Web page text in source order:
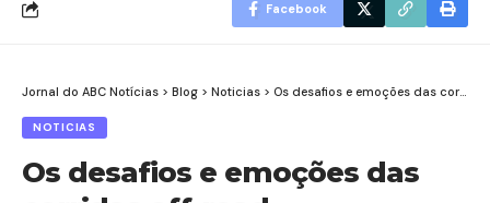
Facebook
Jornal do ABC Notícias > Blog > Noticias > Os desafios e emoções das corridas off-road
NOTICIAS
Os desafios e emoções das